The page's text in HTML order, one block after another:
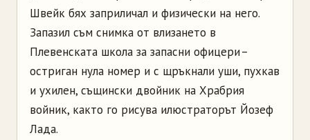
Швейк бях заприличал и физически на него.
Запазил съм снимка от влизането в
Плевенската школа за запасни офицери –
остриган нула номер и с щръкнали уши, пухкав
и ухилен, същински двойник на Храбрия
войник, както го рисува илюстраторът Йозеф
Лада.